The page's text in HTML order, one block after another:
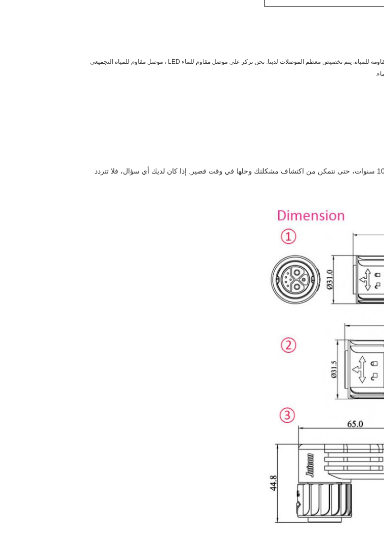
ج: لدينا موصل من نوع 17 سلسلة ، ونصنع أكثر من 3000 نوع من كابلات الموصلات المقاومة للمياه. يتم تخصيص معظم الموصلات لدينا. نحن نركز على موصل مقاوم للماء LED ، موصل مقاوم للمياه التجميعي
ج: يرجى إرسال بريد إلكتروني إلينا، لقد عملنا في هذه الصناعة لأكثر من 10 سنوات، حتى نتمكن من اكتشاف مشكلتك وحلها في وقت قصير. إذا كان لديك أي سؤال، فلا تتردد